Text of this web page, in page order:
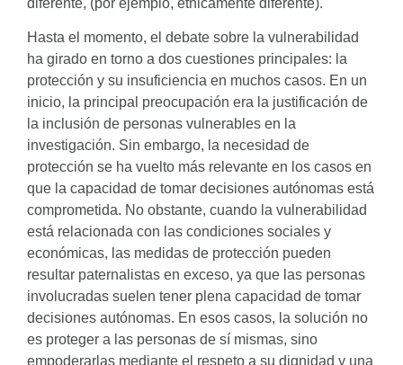
diferente, (por ejemplo, étnicamente diferente).
Hasta el momento, el debate sobre la vulnerabilidad
ha girado en torno a dos cuestiones principales: la
protección y su insuficiencia en muchos casos. En un
inicio, la principal preocupación era la justificación de
la inclusión de personas vulnerables en la
investigación. Sin embargo, la necesidad de
protección se ha vuelto más relevante en los casos en
que la capacidad de tomar decisiones autónomas está
comprometida. No obstante, cuando la vulnerabilidad
está relacionada con las condiciones sociales y
económicas, las medidas de protección pueden
resultar paternalistas en exceso, ya que las personas
involucradas suelen tener plena capacidad de tomar
decisiones autónomas. En esos casos, la solución no
es proteger a las personas de sí mismas, sino
empoderarlas mediante el respeto a su dignidad y una